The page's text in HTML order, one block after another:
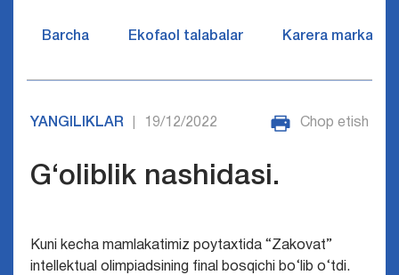
Barcha Ekofaol talabalar Karera markazi
YANGILIKLAR 19/12/2022 Chop etish
G‘oliblik nashidasi.
Kuni kecha mamlakatimiz poytaxtida “Zakovat”
intellektual olimpiadsining final bosqichi bo‘lib o‘tdi.